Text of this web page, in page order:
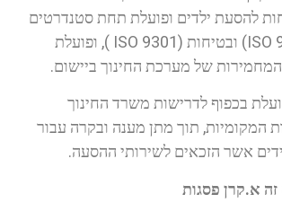
להסעת ילדים ופועלת תחת סטנדרטים
של איכות (ISO 9001) ובטיחות (ISO 9301 ), ופועלת
של מערכת החינוך ביישום.
בכפוף לדרישות משרד החינוך
המקומיות, תוך מתן מענה ובקרה עבור
אשר הזכאים לשירותי ההסעה.
א.קרן פסגות